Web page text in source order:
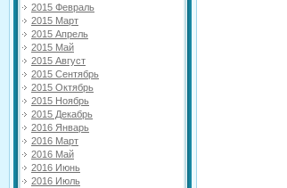
2015 Февраль
2015 Март
2015 Апрель
2015 Май
2015 Август
2015 Сентябрь
2015 Октябрь
2015 Ноябрь
2015 Декабрь
2016 Январь
2016 Март
2016 Май
2016 Июнь
2016 Июль